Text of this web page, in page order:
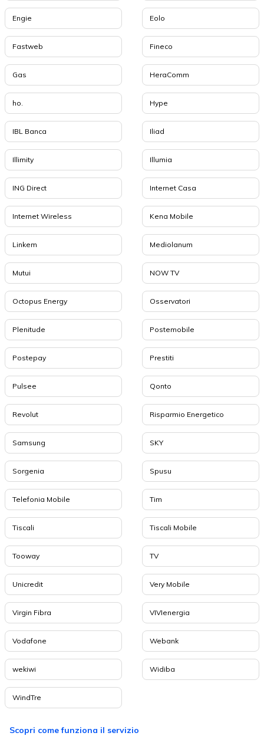
Engie Eolo
Fastweb Fineco
Gas HeraComm
ho. Hype
IBL Banca Iliad
Illimity Illumia
ING Direct Internet Casa
Internet Wireless Kena Mobile
Linkem Mediolanum
Mutui NOW TV
Octopus Energy Osservatori
Plenitude Postemobile
Postepay Prestiti
Pulsee Qonto
Revolut Risparmio Energetico
Samsung SKY
Sorgenia Spusu
Telefonia Mobile Tim
Tiscali Tiscali Mobile
Tooway TV
Unicredit Very Mobile
Virgin Fibra VIVIenergia
Vodafone Webank
wekiwi Widiba
WindTre
Scopri come funziona il servizio